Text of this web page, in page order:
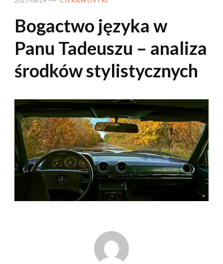
Bogactwo języka w
Panu Tadeuszu – analiza
środków stylistycznych